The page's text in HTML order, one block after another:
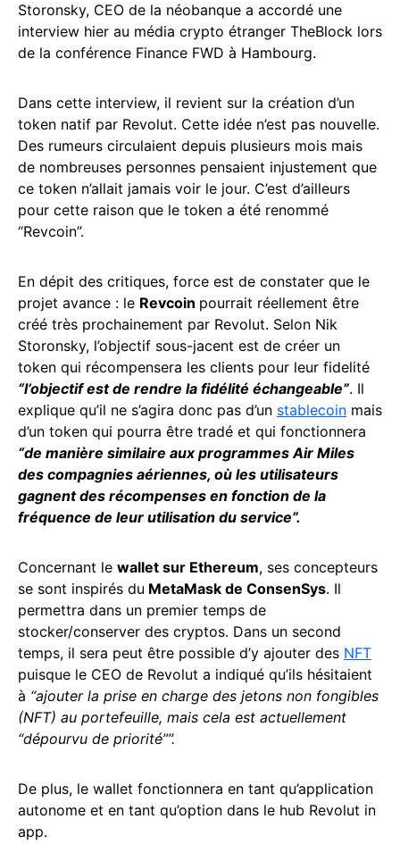
Storonsky, CEO de la néobanque a accordé une
interview hier au média crypto étranger TheBlock lors
de la conférence Finance FWD à Hambourg.
Dans cette interview, il revient sur la création d’un
token natif par Revolut. Cette idée n’est pas nouvelle.
Des rumeurs circulaient depuis plusieurs mois mais
de nombreuses personnes pensaient injustement que
ce token n’allait jamais voir le jour. C’est d’ailleurs
pour cette raison que le token a été renommé
“Revcoin”.
En dépit des critiques, force est de constater que le
projet avance : le Revcoin pourrait réellement être
créé très prochainement par Revolut. Selon Nik
Storonsky, l’objectif sous-jacent est de créer un
token qui récompensera les clients pour leur fidelité
“l’objectif est de rendre la fidélité échangeable”. Il
explique qu’il ne s’agira donc pas d’un stablecoin mais
d’un token qui pourra être tradé et qui fonctionnera
“de manière similaire aux programmes Air Miles
des compagnies aériennes, où les utilisateurs
gagnent des récompenses en fonction de la
fréquence de leur utilisation du service”.
Concernant le wallet sur Ethereum, ses concepteurs
se sont inspirés du MetaMask de ConsenSys. Il
permettra dans un premier temps de
stocker/conserver des cryptos. Dans un second
temps, il sera peut être possible d’y ajouter des NFT
puisque le CEO de Revolut a indiqué qu’ils hésitaient
à “ajouter la prise en charge des jetons non fongibles
(NFT) au portefeuille, mais cela est actuellement
“dépourvu de priorité””.
De plus, le wallet fonctionnera en tant qu’application
autonome et en tant qu’option dans le hub Revolut in
app.